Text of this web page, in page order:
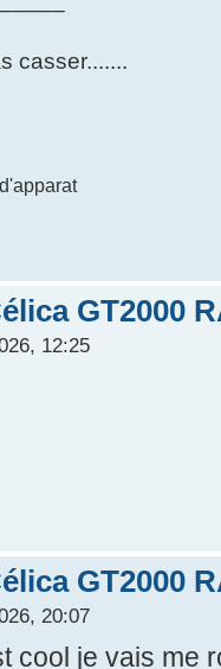
casser.......
GT2000
12:25
GT2000
20:07
cool je vais me